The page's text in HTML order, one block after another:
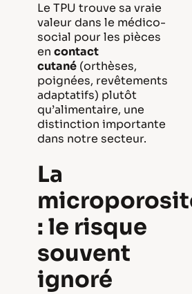
Le TPU trouve sa vraie
valeur dans le médico-
social pour les pièces
en contact
cutané (orthèses,
poignées, revêtements
adaptatifs) plutôt
qu’alimentaire, une
distinction importante
dans notre secteur.
La
: le risque
souvent
ignoré